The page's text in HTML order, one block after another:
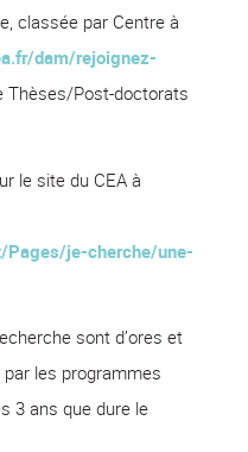
classée par Centre à
dam/rejoignez-
Thèses/Post-doctorats
le site du CEA à
je-cherche/une-
sont d’ores et
les programmes
3 ans que dure le